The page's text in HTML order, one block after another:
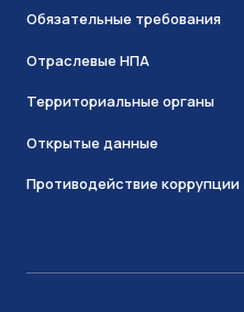
Обязательные требования
Отраслевые НПА
Территориальные органы
Открытые данные
Противодействие коррупции